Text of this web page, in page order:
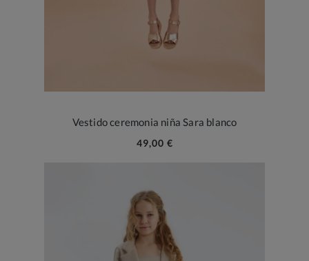
Vestido ceremonia niña Sara blanco
49,00 €